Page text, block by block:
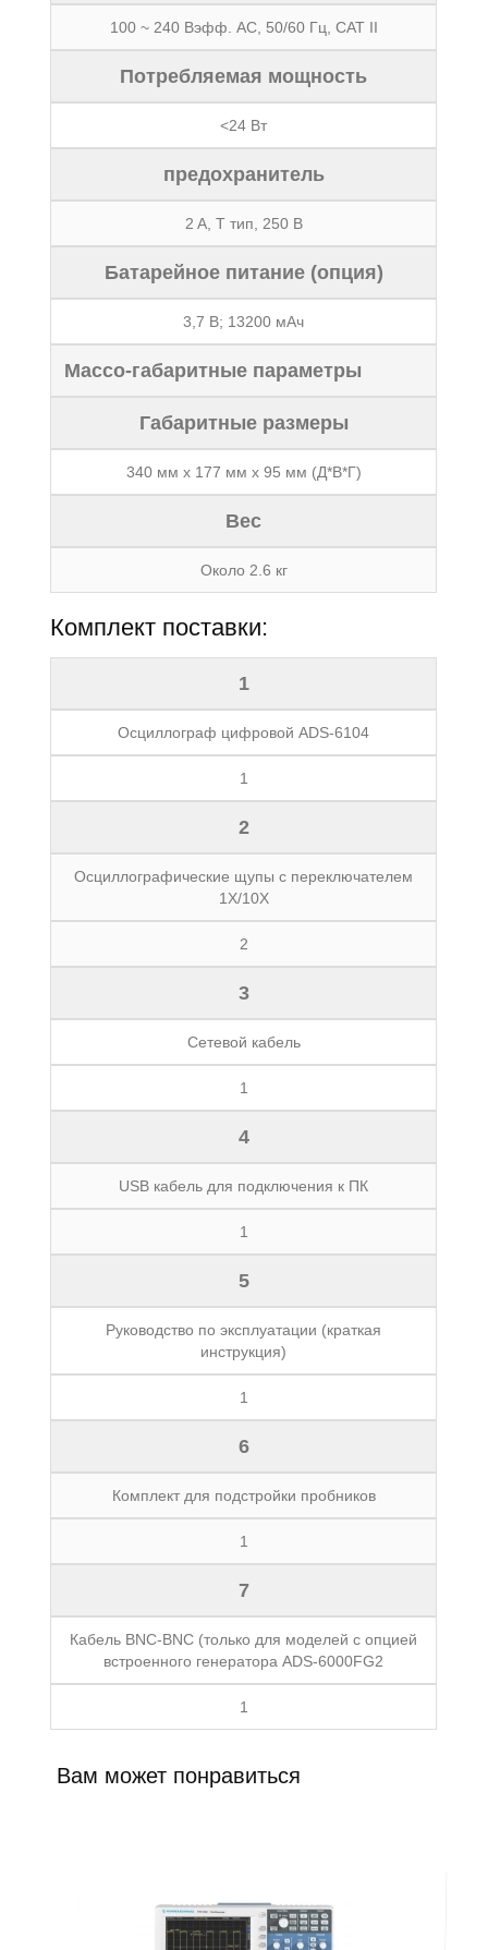
100 ~ 240 Вэфф. AC, 50/60 Гц, CAT II
Потребляемая мощность
<24 Вт
предохранитель
2 A, T тип, 250 В
Батарейное питание (опция)
3,7 В; 13200 мАч
Массо-габаритные параметры
Габаритные размеры
340 мм x 177 мм x 95 мм (Д*В*Г)
Вес
Около 2.6 кг
Комплект поставки:
1
Осциллограф цифровой ADS-6104
1
2
Осциллографические щупы с переключателем
1X/10X
2
3
Сетевой кабель
1
4
USB кабель для подключения к ПК
1
5
Руководство по эксплуатации (краткая
инструкция)
1
6
Комплект для подстройки пробников
1
7
Кабель BNC-BNC (только для моделей с опцией
встроенного генератора ADS-6000FG2
1
Вам может понравиться